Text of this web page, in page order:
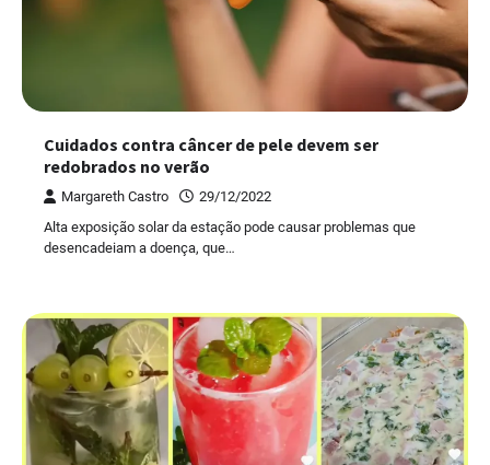
Cuidados contra câncer de pele devem ser
redobrados no verão
Margareth Castro
29/12/2022
Alta exposição solar da estação pode causar problemas que
desencadeiam a doença, que…